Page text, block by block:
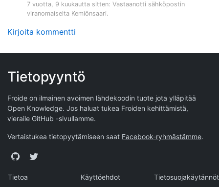
7 vuotta, 9 kuukautta sitten: Vastaanotti sähköpostin
viranomaiselta Kemiönsaari.
Kirjoita kommentti
Tietopyyntö
Froide on ilmainen avoimen lähdekoodin tuote jota ylläpitää
Open Knowledge. Jos haluat tukea Froiden kehittämistä,
vieraile GitHub -sivullamme.
Vertaistukea tietopyytämiseen saat Facebook-ryhmästämme.
GitHubTwitter
Tietoa Käyttöehdot Tietosuojakäytännöt